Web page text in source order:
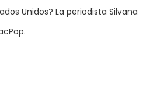
Unidos? La periodista Silvana